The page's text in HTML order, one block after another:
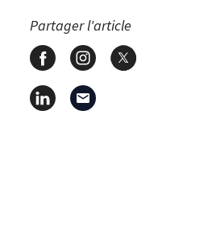
Partager l'article